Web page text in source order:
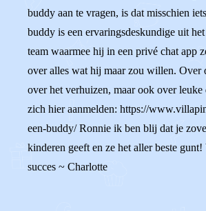
buddy aan te vragen, is dat misschien
buddy is een ervaringsdeskundige uit
team waarmee hij in een privé chat app
over alles wat hij maar zou willen. Over
over het verhuizen, maar ook over
zich hier aanmelden: https://
een-buddy/ Ronnie ik ben blij dat je
kinderen geeft en ze het aller beste gunt!
succes ~ Charlotte